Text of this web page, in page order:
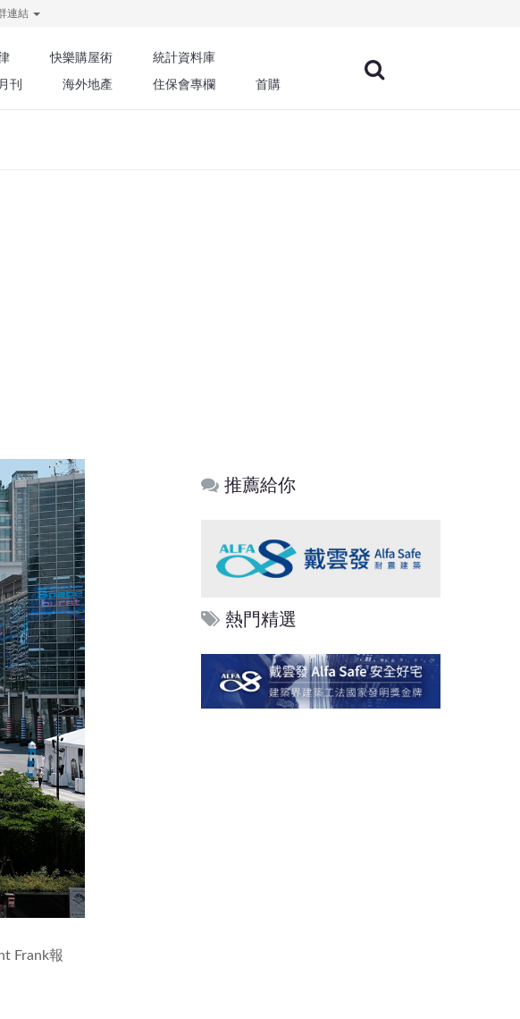
連結
快樂購屋術
統計資料庫
刊 海外地產 住保會專欄 首購
Frank報
推薦給你
熱門精選